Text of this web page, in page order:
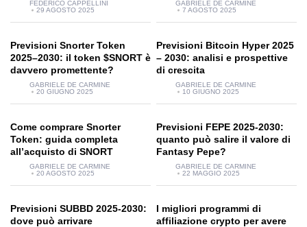
FEDERICO CAPPELLINI
29 AGOSTO 2025
GABRIELE DE CARMINE
7 AGOSTO 2025
Previsioni Snorter Token
2025–2030: il token $SNORT è
davvero promettente?
GABRIELE DE CARMINE
20 GIUGNO 2025
Previsioni Bitcoin Hyper 2025
– 2030: analisi e prospettive
di crescita
GABRIELE DE CARMINE
10 GIUGNO 2025
Come comprare Snorter
Token: guida completa
all’acquisto di SNORT
GABRIELE DE CARMINE
20 AGOSTO 2025
Previsioni FEPE 2025-2030:
quanto può salire il valore di
Fantasy Pepe?
GABRIELE DE CARMINE
22 MAGGIO 2025
Previsioni SUBBD 2025-2030:
dove può arrivare
I migliori programmi di
affiliazione crypto per avere